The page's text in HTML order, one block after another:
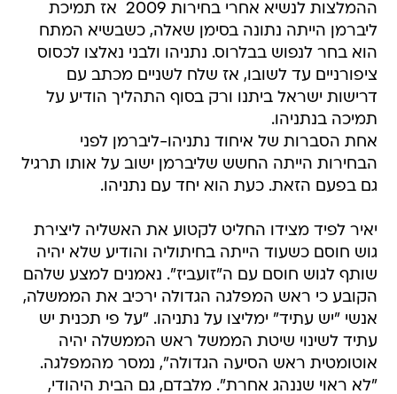
ההמלצות לנשיא אחרי בחירות 2009  אז תמיכת
ליברמן הייתה נתונה בסימן שאלה, כשבשיא המתח
הוא בחר לנפוש בבלרוס. נתניהו ולבני נאלצו לכסוס
ציפורניים עד לשובו, אז שלח לשניים מכתב עם
דרישות ישראל ביתנו ורק בסוף התהליך הודיע על
תמיכה בנתניהו.
אחת הסברות של איחוד נתניהו-ליברמן לפני
הבחירות הייתה החשש שליברמן ישוב על אותו תרגיל
גם בפעם הזאת. כעת הוא יחד עם נתניהו.
יאיר לפיד מצידו החליט לקטוע את האשליה ליצירת
גוש חוסם כשעוד הייתה בחיתוליה והודיע שלא יהיה
שותף לגוש חוסם עם ה"זועביז". נאמנים למצע שלהם
הקובע כי ראש המפלגה הגדולה ירכיב את הממשלה,
אנשי "יש עתיד" ימליצו על נתניהו. "על פי תכנית יש
עתיד לשינוי שיטת הממשל ראש הממשלה יהיה
אוטומטית ראש הסיעה הגדולה", נמסר מהמפלגה.
"לא ראוי שננהג אחרת". מלבדם, גם הבית היהודי,